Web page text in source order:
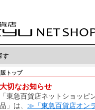
トップ
大切なお知らせ
「東急百貨店ネットショッ
品」は、 ≫「東急百貨店オン